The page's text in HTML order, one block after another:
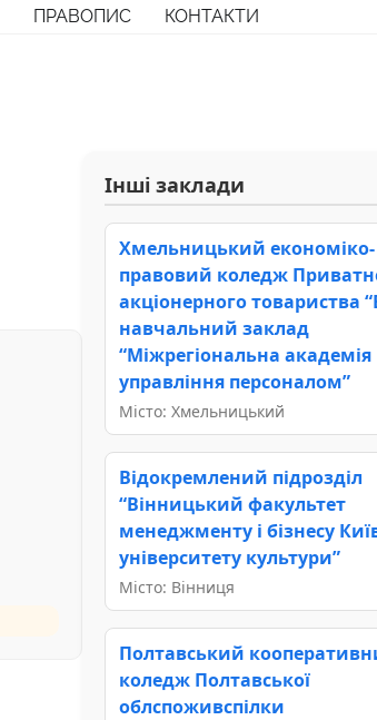
ПРАВОПИС КОНТАКТИ
Інші заклади
Хмельницький економіко-
правовий коледж
акціонерного товариства
навчальний заклад
“Міжрегіональна академія
управління персоналом”
Місто: Хмельницький
Відокремлений підрозділ
“Вінницький факультет
менеджменту і бізнесу
університету культури”
Місто: Вінниця
Полтавський
коледж Полтавської
облспоживспілки